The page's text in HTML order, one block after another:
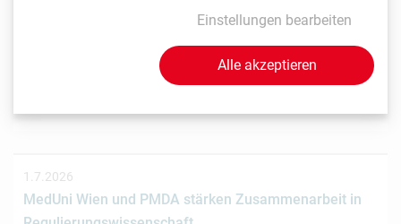
the Next Generation of Digital Biologic Discovery
Discovery Evolution, the Vienna-based biotechnology
company developing a digital-first platform for the
1.7.2026
MedUni Wien und PMDA stärken Zusammenarbeit in
Einstellungen bearbeiten
Alle akzeptieren